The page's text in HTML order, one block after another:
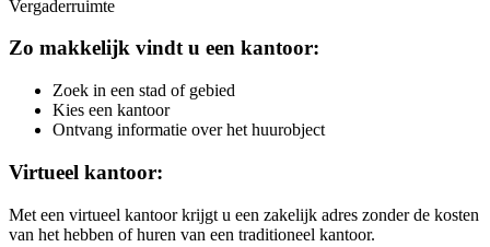
Vergaderruimte
Zo makkelijk vindt u een kantoor:
Zoek in een stad of gebied
Kies een kantoor
Ontvang informatie over het huurobject
Virtueel kantoor:
Met een virtueel kantoor krijgt u een zakelijk adres zonder de kosten
van het hebben of huren van een traditioneel kantoor.